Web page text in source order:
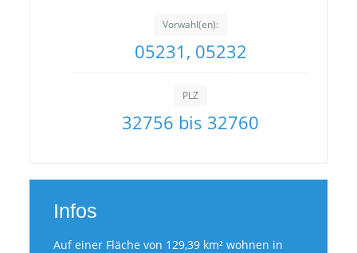
Vorwahl(en):
05231, 05232
PLZ
32756 bis 32760
Infos
Auf einer Fläche von 129,39 km² wohnen in